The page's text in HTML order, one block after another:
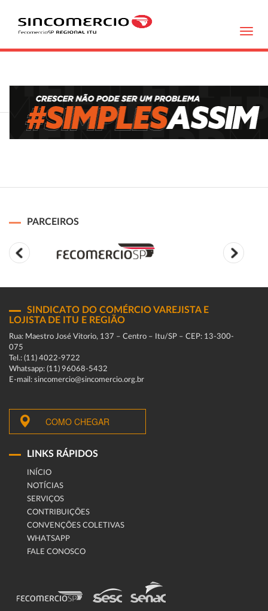
PARCEIROS
SINDICATO DO COMÉRCIO VAREJISTA E
LOJISTA DE ITU E REGIÃO
Rua: Maestro José Vitorio, 137 – Centro – Itu/SP – CEP: 13-300-
075
Tel.: (11) 4022-9722
Whatsapp: (11) 96068-5432
E-mail: sincomercio@sincomercio.org.br
COMO CHEGAR
LINKS RÁPIDOS
INÍCIO
NOTÍCIAS
SERVIÇOS
CONTRIBUIÇÕES
CONVENÇÕES COLETIVAS
WHATSAPP
FALE CONOSCO